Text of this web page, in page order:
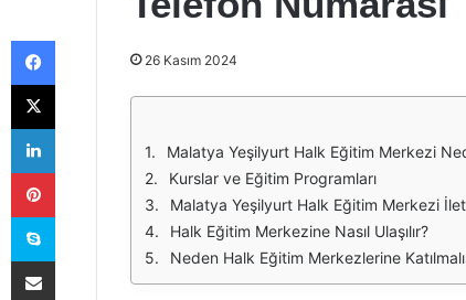
26 Kasım 2024
Malatya Yeşilyurt Halk Eğitim Merkezi
Kurslar ve Eğitim Programları
Malatya Yeşilyurt Halk Eğitim Merkezi
Halk Eğitim Merkezine Nasıl Ulaşılır?
Neden Halk Eğitim Merkezlerine
Facebook
X
LinkedIn
Pinterest
Skype
E-Posta ile paylaş